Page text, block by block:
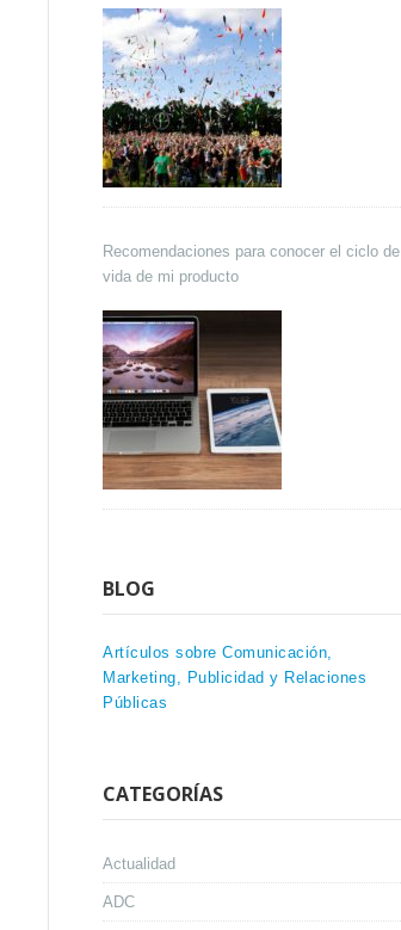
Recomendaciones para conocer el ciclo de
vida de mi producto
BLOG
Artículos sobre Comunicación,
Marketing, Publicidad y Relaciones
Públicas
CATEGORÍAS
Actualidad
ADC